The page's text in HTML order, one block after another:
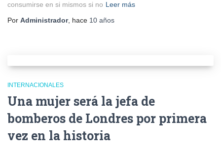
consumirse en si mismos si no Leer más
Por Administrador, hace 10 años
INTERNACIONALES
Una mujer será la jefa de
bomberos de Londres por primera
vez en la historia